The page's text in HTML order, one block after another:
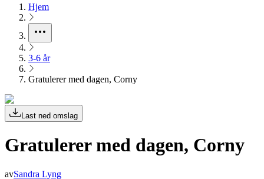
Hjem
3-6 år
Gratulerer med dagen, Corny
Last ned omslag
Gratulerer med dagen, Corny
avSandra Lyng